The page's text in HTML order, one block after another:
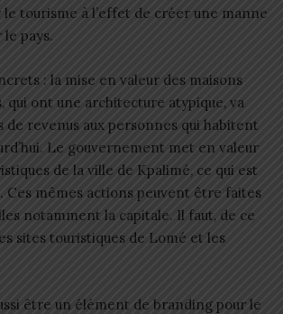
tourisme à l’effet de créer une manne
pays.
: la mise en valeur des maisons
qui ont une architecture atypique, va
de revenus aux personnes qui habitent
Le gouvernement met en valeur
de la ville de Kpalimé, ce qui est
Ces mêmes actions peuvent être faites
notamment la capitale. Il faut, de ce
sites touristiques de Lomé et les
être un élément de branding pour le